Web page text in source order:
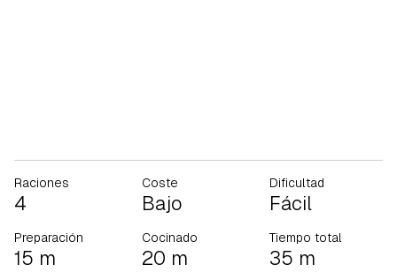
Raciones
4
Coste
Bajo
Dificultad
Fácil
Preparación
15 m
Cocinado
20 m
Tiempo total
35 m